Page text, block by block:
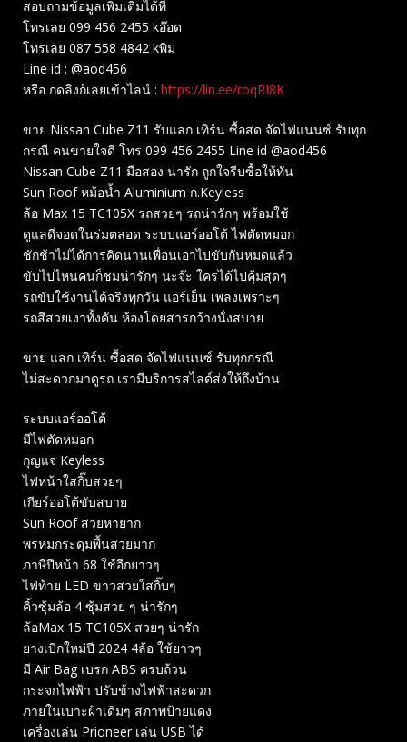
สอบถามข้อมูลเพิ่มเติมได้ที่
โทรเลย 099 456 2455 kอ๊อด
โทรเลย 087 558 4842 kพิม
Line id : @aod456
หรือ กดลิงก์เลยเข้าไลน์ : https://lin.ee/roqRI8K
ขาย Nissan Cube Z11 รับแลก เทิร์น ซื้อสด จัดไฟแนนซ์ รับทุก
กรณี คนขายใจดี โทร 099 456 2455 Line id @aod456
Nissan Cube Z11 มือสอง น่ารัก ถูกใจรีบซื้อให้ทัน
Sun Roof หม้อน้ำ Aluminium ก.Keyless
ล้อ Max 15 TC105X รถสวยๆ รถน่ารักๆ พร้อมใช้
ดูแลดีจอดในร่มตลอด ระบบแอร์ออโต้ ไฟตัดหมอก
ชักช้าไม่ได้การคิดนานเพื่อนเอาไปขับกันหมดแล้ว
ขับไปไหนคนก็ชมน่ารักๆ นะจ๊ะ ใครได้ไปคุ้มสุดๆ
รถขับใช้งานได้จริงทุกวัน แอร์เย็น เพลงเพราะๆ
รถสีสวยเงาทั้งคัน ห้องโดยสารกว้างนั่งสบาย
ขาย แลก เทิร์น ซื้อสด จัดไฟแนนซ์ รับทุกกรณี
ไม่สะดวกมาดูรถ เรามีบริการสไลด์ส่งให้ถึงบ้าน
ระบบแอร์ออโต้
มีไฟตัดหมอก
กุญแจ Keyless
ไฟหน้าใสกิ๊บสวยๆ
เกียร์ออโต้ขับสบาย
Sun Roof สวยหายาก
พรหมกระดุมพื้นสวยมาก
ภาษีปีหน้า 68 ใช้อีกยาวๆ
ไฟท้าย LED ขาวสวยใสกิ๊บๆ
คิ้วซุ้มล้อ 4 ซุ้มสวย ๆ น่ารักๆ
ล้อMax 15 TC105X สวยๆ น่ารัก
ยางเบิกใหม่ปี 2024 4ล้อ ใช้ยาวๆ
มี Air Bag เบรก ABS ครบถ้วน
กระจกไฟฟ้า ปรับข้างไฟฟ้าสะดวก
ภายในเบาะผ้าเดิมๆ สภาพป้ายแดง
เครื่องเล่น Prioneer เล่น USB ได้